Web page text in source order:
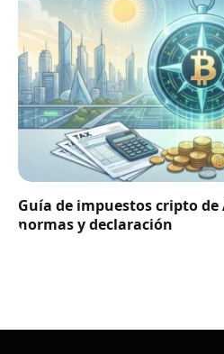
Guía de impuestos cripto
normas y declaración